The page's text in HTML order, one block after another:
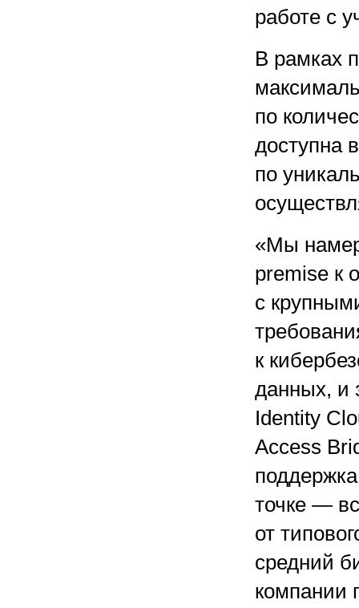
работе с
В рамках
по
доступна
по
«Мы
premise к
с
к
данных, и
Identity
Access
точке —
от
средний
компании